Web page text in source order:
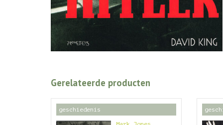
Gerelateerde producten
geschiedenis